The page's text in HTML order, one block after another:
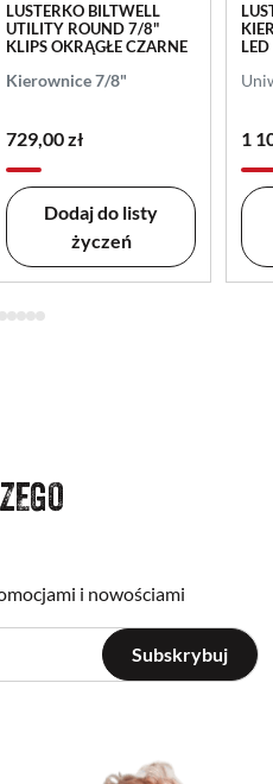
LUSTERKO BILTWELL
UTILITY ROUND 7/8"
KLIPS OKRĄGŁE CZARNE
Kierownice 7/8"
729,00 zł
Dodaj do listy
życzeń
1
i nowościami